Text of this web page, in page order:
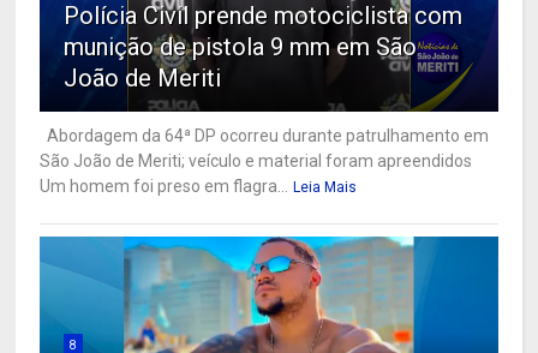
Polícia Civil prende motociclista com
munição de pistola 9 mm em São
João de Meriti
Abordagem da 64ª DP ocorreu durante patrulhamento em
São João de Meriti; veículo e material foram apreendidos
Um homem foi preso em flagra... Leia Mais
8